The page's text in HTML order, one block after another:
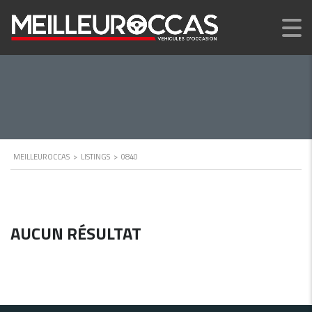
MEILLEUROCCAS > LISTINGS > 0840
AUCUN RÉSULTAT